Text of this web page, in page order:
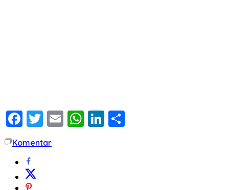
Facebook
Twitter
EmailWhatsApp
LinkedIn
Komentar